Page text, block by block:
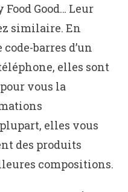
Food Good… Leur
similaire. En
barres d’un
elles sont
vous la
elles vous
des produits
compositions.